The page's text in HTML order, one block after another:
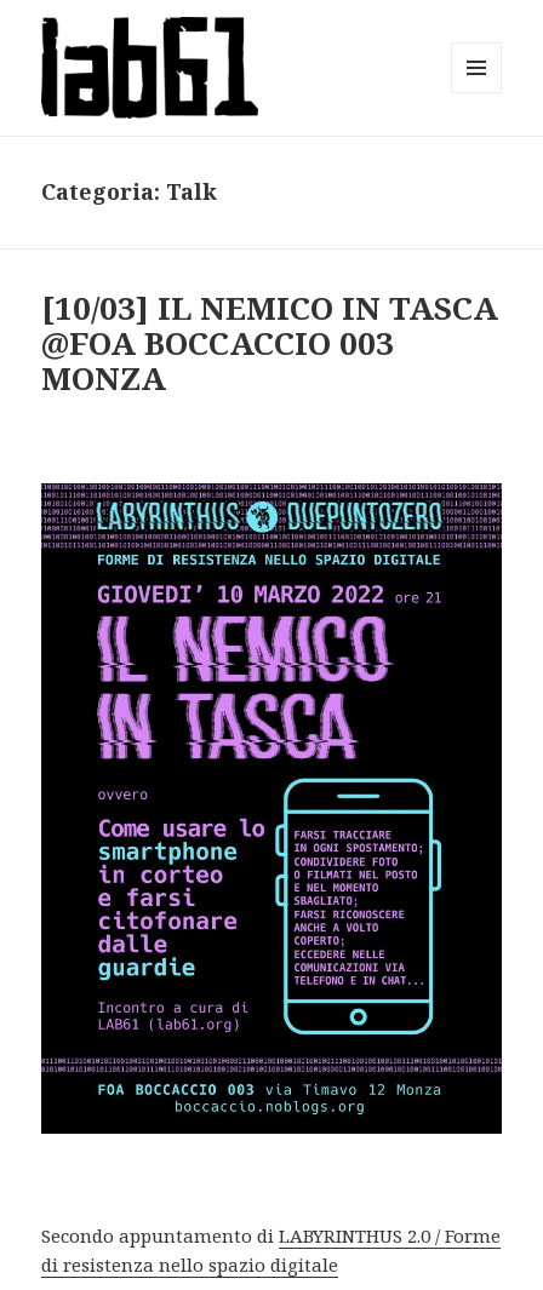
Categoria: Talk
[10/03] IL NEMICO IN TASCA
@FOA BOCCACCIO 003
MONZA
Secondo appuntamento diLABYRINTHUS 2.0 / Forme
di resistenza nello spazio digitale